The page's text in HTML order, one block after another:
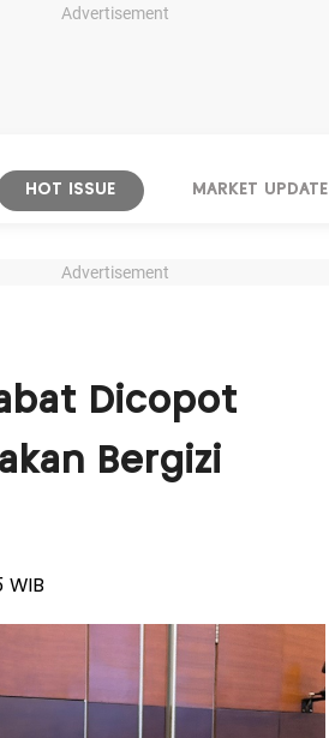
Advertisement
HOT ISSUE MARKET UPDATE
Advertisement
Dicopot
Bergizi
WIB